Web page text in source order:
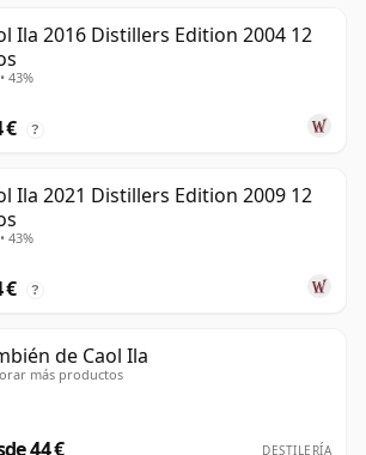
Ila 2016 Distillers Edition 2004 12
43%
€ ?
Ila 2021 Distillers Edition 2009 12
43%
€ ?
de Caol Ila
más productos
44 € DESTILERÍA